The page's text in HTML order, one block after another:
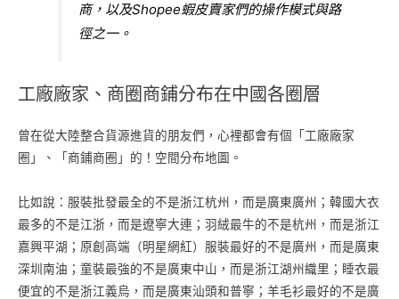
商，以及Shopee蝦皮賣家們的操作模式與路
徑之一。
工廠廠家、商圈商鋪分布在中國各圈層
曾在從大陸整合貨源進貨的朋友們，心裡都會有個「工廠廠家
圈」、「商鋪商圈」的！空間分布地圖。
比如說：服裝批發最全的不是浙江杭州，而是廣東廣州；韓國大衣
最多的不是江浙，而是遼寧大連；羽絨最牛的不是杭州，而是浙江
嘉興平湖；原創高端（明星網紅）服裝最好的不是廣州，而是廣東
深圳南油；童裝最強的不是廣東中山，而是浙江湖州織里；睡衣最
便宜的不是浙江義烏，而是廣東汕頭和普寧；羊毛衫最好的不是廣